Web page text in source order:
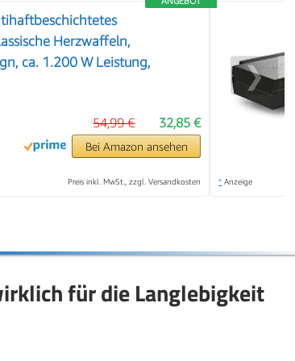
Herzwaffeln,
ca. 1.200 W Leistung,
32,85 €
54,99 €
Bei Amazon ansehen
Preis inkl. MwSt., zzgl. Versandkosten * Anzeige
❯
für die Langlebigkeit